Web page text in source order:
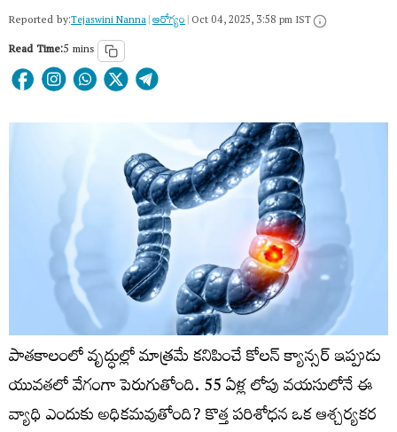
Reported by:Tejaswini Nanna|ఆరోగ్యం|Oct 04, 2025, 3:58 pm IST
Read Time:5 mins
పాతకాలంలో వృద్ధుల్లో మాత్రమే కనిపించే కోలన్ క్యాన్సర్ ఇప్పుడు
యువతలో వేగంగా పెరుగుతోంది. 55 ఏళ్ల లోపు వయసులోనే ఈ
వ్యాధి ఎందుకు అధికమవుతోంది? కొత్త పరిశోధన ఒక ఆశ్చర్యకర